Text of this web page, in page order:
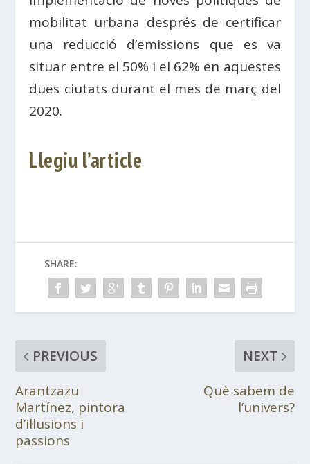
mobilitat urbana després de certificar
una reducció d’emissions que es va
situar entre el 50% i el 62% en aquestes
dues ciutats durant el mes de març del
2020.
Llegiu l’article
SHARE:
PREVIOUS
Arantzazu
Martínez, pintora
d’il·lusions i
passions
NEXT
Què sabem de
l’univers?